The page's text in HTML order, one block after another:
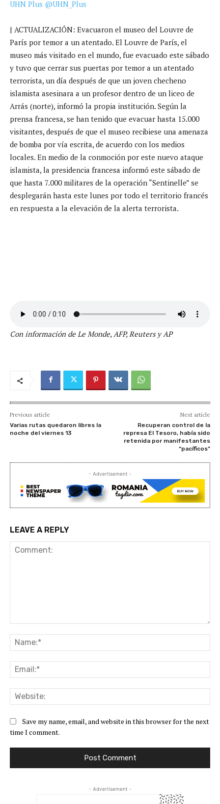
UHN Plus @UHN_Plus
| ACTUALIZACIÓN: Evacuaron el museo del Louvre de
París por temor a un atentado. El Louvre de París, el
museo más visitado en el mundo, fue evacuado este sábado
y tuvo que cerrar sus puertas por temor a un atentado
terrorista, un día después de que un joven checheno
islamista asesinara a un profesor dentro de un liceo de
Arrás (norte), informó la propia institución. Según la
prensa francesa, se han tenido que evacuar hasta 15.000
visitantes, después de que el museo recibiese una amenaza
de bomba por vía escrita, de acuerdo con los medios
locales. En medio de la conmoción por este nuevo ataque
islamista, la presidencia francesa informó este sábado de
que hasta 7.000 militares de la operación “Sentinelle” se
desplegarán hasta este lunes por todo el territorio francés
en respuesta a la elevación de la alerta terrorista.
Con información de Le Monde, AFP, Reuters y AP
Previous article
Varias rutas quedaron libres la
noche del viernes 13
Next article
Recuperan control de la
represa El Tesoro, había sido
retenida por manifestantes
“pacíficos”
- Advertisement -
LEAVE A REPLY
Save my name, email, and website in this browser for the next
time I comment.
- Advertisement -